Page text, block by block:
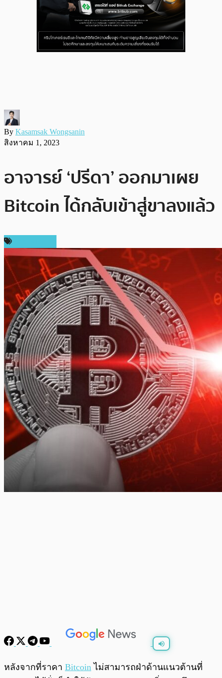
By Kasamsak Wongsanin
สิงหาคม 1, 2023
อาจารย์ ‘ปรีดา’ ออกมาเผย
Bitcoin ได้กลับเข้าสู่ขาลงแล้ว
พร้อมเล่น / 0:00
หลังจากที่ราคา Bitcoin ไม่สามารถฝ่าด้านแนวต้านที่